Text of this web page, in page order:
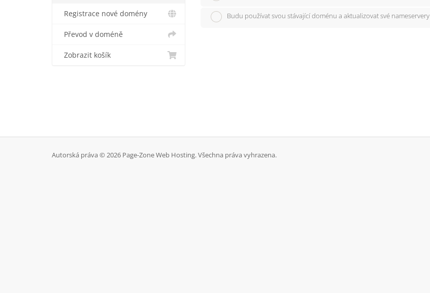
Registrace nové domény
Převod v doméně
Zobrazit košík
Budu používat svou stávající doménu a aktualizovat své nameservery
Autorská práva © 2026 Page-Zone Web Hosting. Všechna práva vyhrazena.